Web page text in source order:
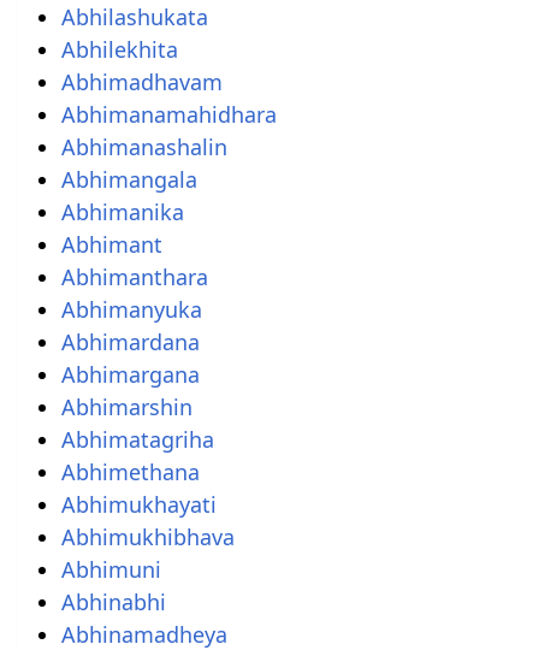
Abhilashukata
Abhilekhita
Abhimadhavam
Abhimanamahidhara
Abhimanashalin
Abhimangala
Abhimanika
Abhimant
Abhimanthara
Abhimanyuka
Abhimardana
Abhimargana
Abhimarshin
Abhimatagriha
Abhimethana
Abhimukhayati
Abhimukhibhava
Abhimuni
Abhinabhi
Abhinamadheya